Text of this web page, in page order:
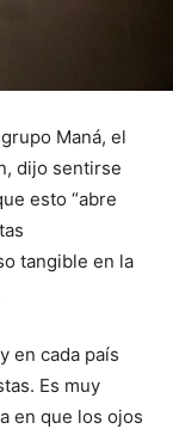
Maná, el
dijo sentirse
esto “abre
tangible en la
en cada país
Es muy
en que los ojos